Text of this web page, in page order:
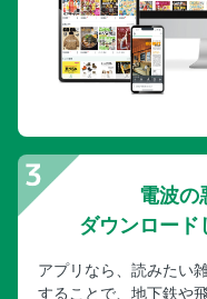
電波の
ダウンロード
アプリなら、読みたい
することで、地下鉄や